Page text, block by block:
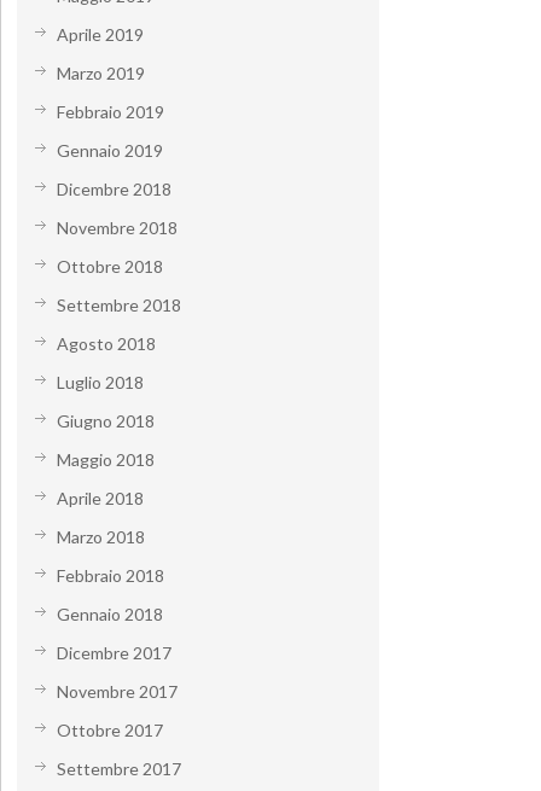
Aprile 2019
Marzo 2019
Febbraio 2019
Gennaio 2019
Dicembre 2018
Novembre 2018
Ottobre 2018
Settembre 2018
Agosto 2018
Luglio 2018
Giugno 2018
Maggio 2018
Aprile 2018
Marzo 2018
Febbraio 2018
Gennaio 2018
Dicembre 2017
Novembre 2017
Ottobre 2017
Settembre 2017